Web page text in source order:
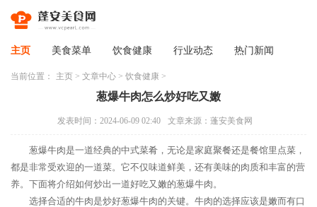
主页 美食菜单 饮食健康 行业动态 热门新闻
当前位置： 主页 > 文章中心 > 饮食健康 >
葱爆牛肉怎么炒好吃又嫩
发表时间：2024-06-09 02:40 文章来源：蓬安美食网
葱爆牛肉是一道经典的中式菜肴，无论是家庭聚餐还是餐馆里点菜，
都是非常受欢迎的一道菜。它不仅味道鲜美，还有美味的肉质和丰富的营
养。下面将介绍如何炒出一道好吃又嫩的葱爆牛肉。
选择合适的牛肉是炒好葱爆牛肉的关键。牛肉的选择应该是嫩而有口